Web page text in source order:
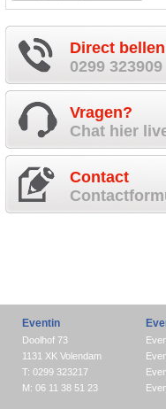
Direct bellen
0299 323909
Vragen?
Chat hier
Contact
Eventin
Doolhof 73
1131 XK Volendam
T: 0299 323217
M: 06 11 38 51 23